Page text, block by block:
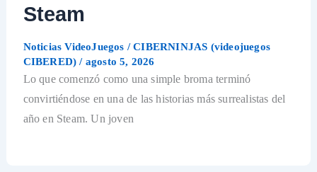
Steam
Noticias VideoJuegos /CIBERNINJAS (videojuegos
CIBERED)/ agosto 5, 2026
Lo que comenzó como una simple broma terminó
convirtiéndose en una de las historias más surrealistas del
año en Steam. Un joven